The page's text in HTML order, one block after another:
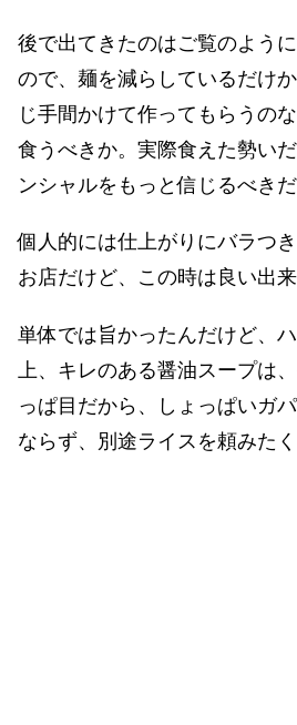
後で出てきたのはご覧のよう
ので、麺を減らしているだけ
じ手間かけて作ってもらうの
食うべきか。実際食えた勢い
ンシャルをもっと信じるべきだ
個人的には仕上がりにバラつ
お店だけど、この時は良い出来
単体では旨かったんだけど、
上、キレのある醤油スープは
っぱ目だから、しょっぱいガ
ならず、別途ライスを頼みたく